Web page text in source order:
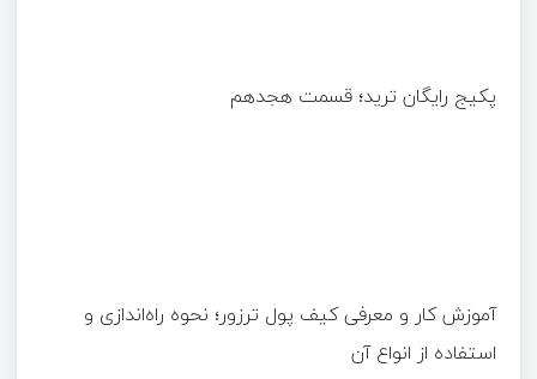
پکیج رایگان ترید؛ قسمت هجدهم
آموزش کار و معرفی کیف پول ترزور؛ نحوه راه‌اندازی و
استفاده از انواع آن